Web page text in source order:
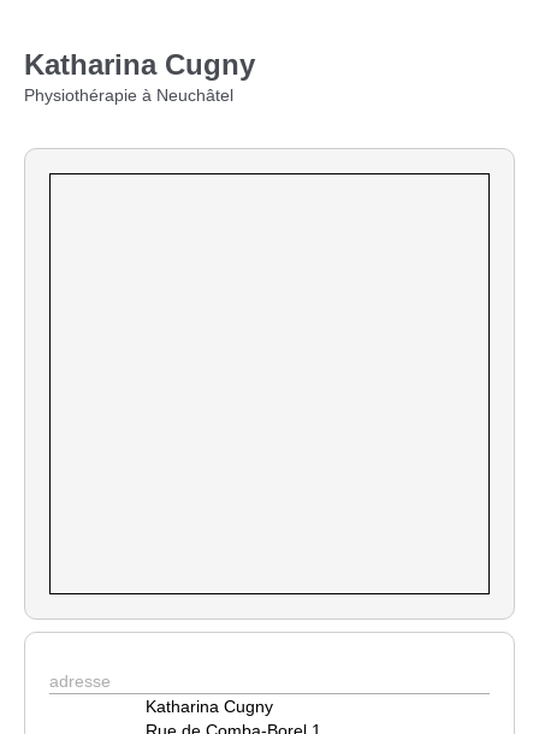
Katharina Cugny
Physiothérapie à Neuchâtel
adresse
Katharina Cugny